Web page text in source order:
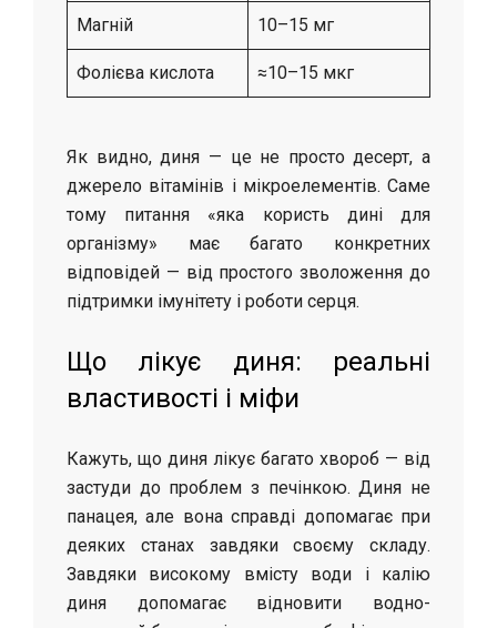
Магній 10–15 мг
Фолієва кислота ≈10–15 мкг
Як видно, диня — це не просто десерт, а
джерело вітамінів і мікроелементів. Саме
тому питання «яка користь дині для
організму» має багато конкретних
відповідей — від простого зволоження до
підтримки імунітету і роботи серця.
Що лікує диня: реальні
властивості і міфи
Кажуть, що диня лікує багато хвороб — від
застуди до проблем з печінкою. Диня не
панацея, але вона справді допомагає при
деяких станах завдяки своєму складу.
Завдяки високому вмісту води і калію
диня допомагає відновити водно-